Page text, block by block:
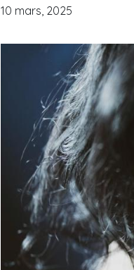
10 mars, 2025